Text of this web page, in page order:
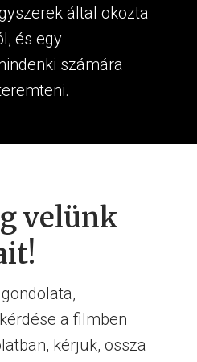
által okozta
és egy
számára
velünk
a filmben
kérjük, ossza